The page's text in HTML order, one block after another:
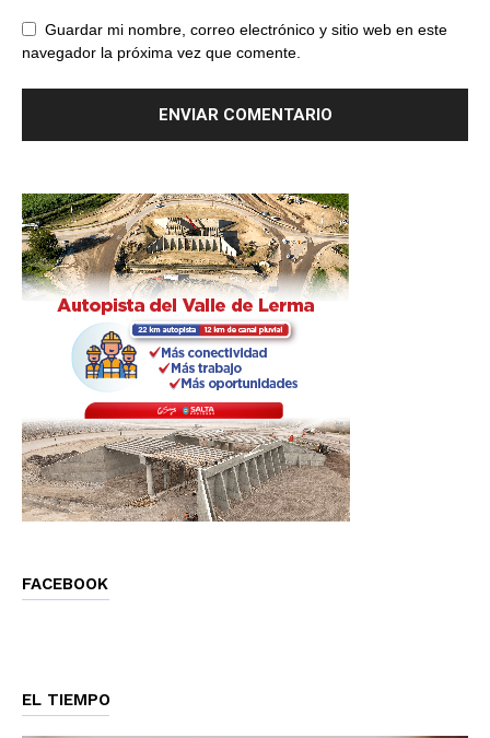
Guardar mi nombre, correo electrónico y sitio web en este
navegador la próxima vez que comente.
FACEBOOK
EL TIEMPO